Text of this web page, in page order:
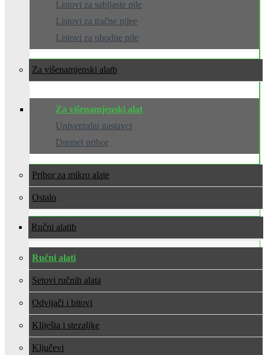
Listovi za sabljaste pile
Listovi za tračne pilee
Listovi za ubodne pile
Za višenamjenski alat
Za višenamjenski alat
Univerzalni nastavci
Dremel pribor
Pribor za mikro alate
Ostalo
Ručni alati
Ručni alati
Setovi ručnih alata
Odvijači i bitovi
Kliješta i stezaljke
Ključevi